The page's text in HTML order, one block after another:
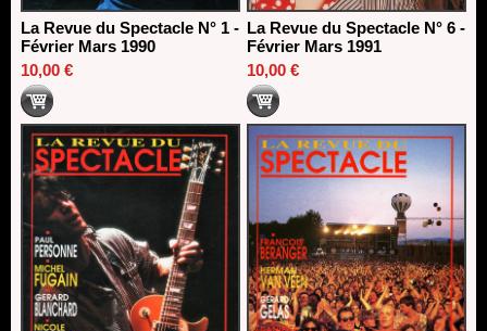
La Revue du Spectacle N° 1 -
Février Mars 1990
10,00 €
La Revue du Spectacle N° 6 -
Février Mars 1991
10,00 €